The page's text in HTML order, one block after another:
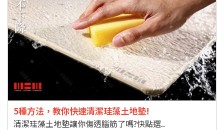
5種方法，教你快速清潔珪藻土地墊!
清潔珪藻土地墊讓你傷透腦筋了嗎?快點選..